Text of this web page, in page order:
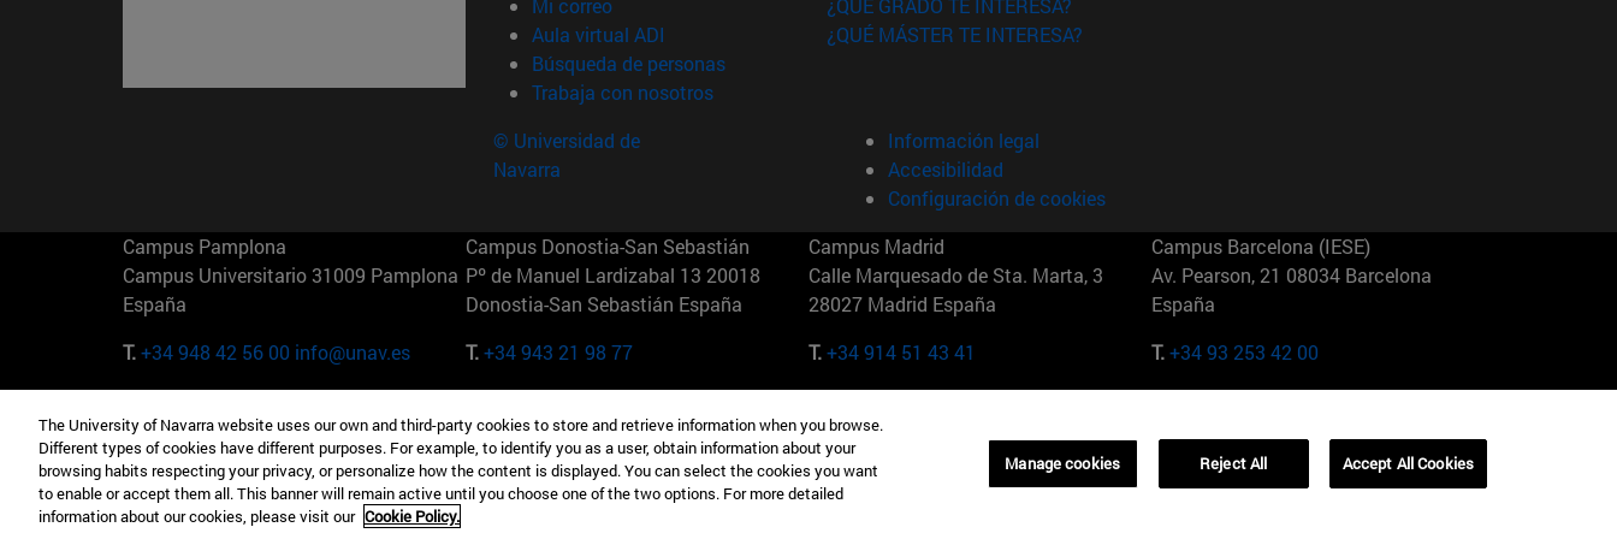
Mi correo
Aula virtual ADI (abre en nueva ventana)
Búsqueda de personas(abre en nueva ventana)
Trabaja con nosotros(abre en nueva ventana)
¿QUÉ GRADO TE INTERESA?
¿QUÉ MÁSTER TE INTERESA?
© Universidad de
Navarra
Información legal
Accesibilidad
Configuración de cookies
Campus Pamplona
Campus Universitario 31009 Pamplona
España
T.+34 948 42 56 00 info@unav.es
Campus Donostia-San Sebastián
Pº de Manuel Lardizabal 13 20018
Donostia-San Sebastián España
T.+34 943 21 98 77
Campus Madrid
Calle Marquesado de Sta. Marta, 3
28027 Madrid España
T.+34 914 51 43 41
Campus Barcelona (IESE)
Av. Pearson, 21 08034 Barcelona
España
T.+34 93 253 42 00
Camino del Cerro Águila 3 28023
Madrid España
T.+34 912 11 30 00
165 W 57th St 10019-2201 Nueva York
EE.UU
T.+1 646 346 8850
Maria-Theresia-Straße 15 81675
Múnich Alemania
T.+49 89 24209790
01321001 Bela Vista Brasil
The University of Navarra website uses our own and third-party cookies to store and retrieve information when you browse.
Different types of cookies have different purposes. For example, to identify you as a user, obtain information about your
browsing habits respecting your privacy, or personalize how the content is displayed. You can select the cookies you want
to enable or accept them all. This banner will remain active until you choose one of the two options. For more detailed
information about our cookies, please visit our Cookie Policy.
Manage cookies Reject All Accept All Cookies